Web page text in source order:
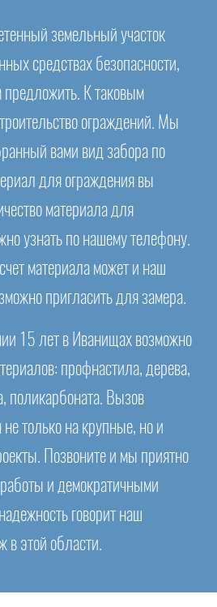
земельный участок
средствах безопасности,
К таковым
ограждений. Мы
вами вид забора по
для ограждения вы
материала для
узнать по нашему телефону.
материала может и наш
пригласить для замера.
15 лет в Иванищах возможно
профнастила, дерева,
поликарбоната. Вызов
только на крупные, но и
Позвоните и мы приятно
и демократичными
говорит наш
в этой области.